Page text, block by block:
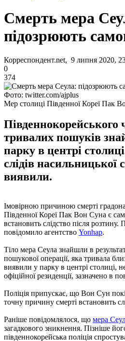
Смерть мера
підозрюють
Корреспондент.net, 9 липня 2020,
0
374
Фото: twitter.com/ajplus
Мер столиці Південної Кореї Пак
Південнокорейського
тривалих пошуків
парку в центрі
слідів насильницької
виявили.
Імовірною причиною смерті
Південної Кореї Пак Вон Суна є
встановить слідство після
повідомило агентство Yonhap.
Тіло мера Сеула знайшли в
пошукової операції, яка тривала
виявили у парку в центрі столиці,
офіційної резиденції, зазначено в
Поліція припускає, що Вон Сун
точну причину смерті встановить
Раніше повідомлялося, що мера
загадкового зникнення. Пізніше
південнокорейська поліція